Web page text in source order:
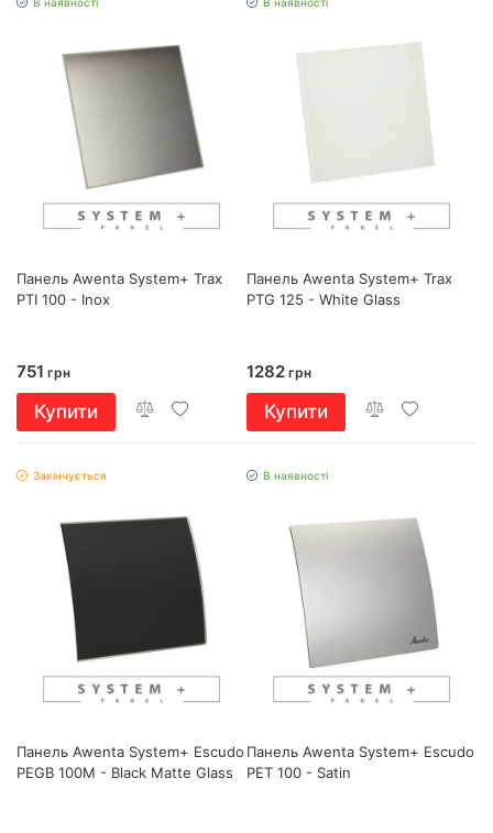
Панель Awenta System+ Trax
PTI 100 - Inox
751 грн
Купити
Панель Awenta System+ Trax
PTG 125 - White Glass
1282 грн
Купити
Закінчується
Панель Awenta System+ Escudo
PEGB 100M - Black Matte Glass
В наявності
Панель Awenta System+ Escudo
PET 100 - Satin